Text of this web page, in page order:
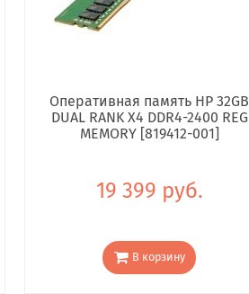
Оперативная память HP 32GB
DUAL RANK X4 DDR4-2400 REG
MEMORY [819412-001]
19 399 руб.
В корзину